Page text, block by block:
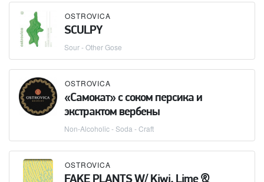
OSTROVICA
SCULPY
Sour - Other Gose
OSTROVICA
«Самокат» с соком персика и
экстрактом вербены
Non-Alcoholic - Soda - Craft
OSTROVICA